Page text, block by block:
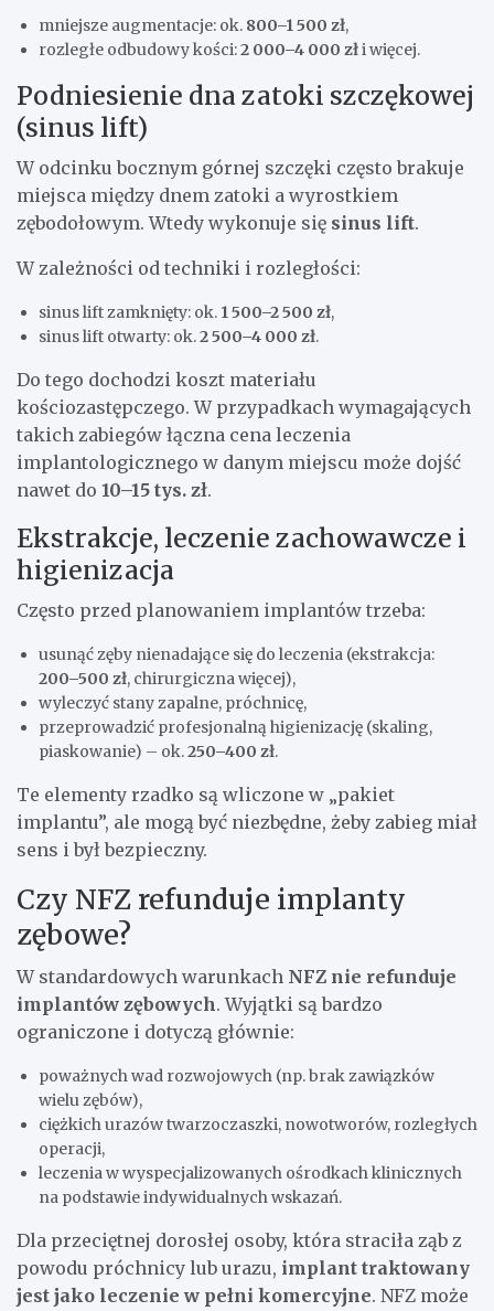
mniejsze augmentacje: ok. 800–1 500 zł,
rozległe odbudowy kości:2 000–4 000 złi więcej.
Podniesienie dna zatoki szczękowej
(sinus lift)
W odcinku bocznym górnej szczęki często brakuje
miejsca między dnem zatoki a wyrostkiem
zębodołowym. Wtedy wykonuje się sinus lift.
W zależności od techniki i rozległości:
sinus lift zamknięty: ok. 1 500–2 500 zł,
sinus lift otwarty: ok.2 500–4 000 zł.
Do tego dochodzi koszt materiału
kościozastępczego. W przypadkach wymagających
takich zabiegów łączna cena leczenia
implantologicznego w danym miejscu może dojść
nawet do 10–15 tys. zł.
Ekstrakcje, leczenie zachowawcze i
higienizacja
Często przed planowaniem implantów trzeba:
usunąć zęby nienadające się do leczenia (ekstrakcja:
200–500 zł, chirurgiczna więcej),
wyleczyć stany zapalne, próchnicę,
przeprowadzić profesjonalną higienizację (skaling,
piaskowanie) – ok.250–400 zł.
Te elementy rzadko są wliczone w „pakiet
implantu”, ale mogą być niezbędne, żeby zabieg miał
sens i był bezpieczny.
Czy NFZ refunduje implanty
zębowe?
W standardowych warunkach NFZ nie refunduje
implantów zębowych. Wyjątki są bardzo
ograniczone i dotyczą głównie:
poważnych wad rozwojowych (np. brak zawiązków
wielu zębów),
ciężkich urazów twarzoczaszki, nowotworów, rozległych
operacji,
leczenia w wyspecjalizowanych ośrodkach klinicznych
na podstawie indywidualnych wskazań.
Dla przeciętnej dorosłej osoby, która straciła ząb z
powodu próchnicy lub urazu, implant traktowany
jest jako leczenie w pełni komercyjne. NFZ może